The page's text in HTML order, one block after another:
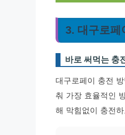
3. 대구로페
바로 써먹는 충
대구로페이 충전
춰 가장 효율적인
해 막힘없이 충전